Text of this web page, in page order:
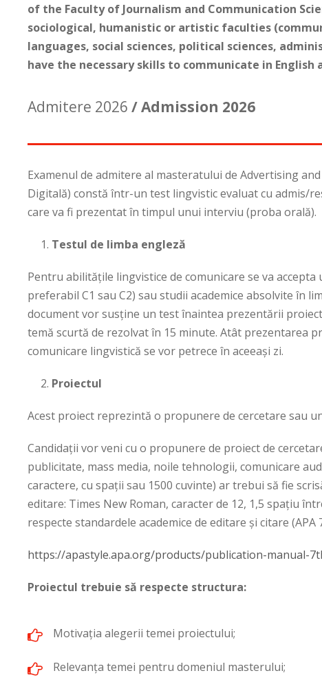
of the Faculty of Journalism and Communication
sociological, humanistic or artistic faculties
languages, social sciences, political sciences,
have the necessary skills to communicate in
Admitere 2026 / Admission 2026
Examenul de admitere al masteratului de Advertising
Digitală) constă într-un test lingvistic evaluat cu admis/
care va fi prezentat în timpul unui interviu (proba orală).
Testul de limba engleză
Pentru abilitățile lingvistice de comunicare se va accepta
preferabil C1 sau C2) sau studii academice absolvite în
document vor susține un test înaintea prezentării
temă scurtă de rezolvat în 15 minute. Atât prezentarea
comunicare lingvistică se vor petrece în aceeași zi.
Proiectul
Acest proiect reprezintă o propunere de cercetare sau
Candidații vor veni cu o propunere de proiect de
publicitate, mass media, noile tehnologii, comunicare
caractere, cu spații sau 1500 cuvinte) ar trebui să fie
editare: Times New Roman, caracter de 12, 1,5 spațiu
respecte standardele academice de editare și citare (APA
https://apastyle.apa.org/products/publication-manual-
Proiectul trebuie să respecte structura:
Motivația alegerii temei proiectului;
Relevanța temei pentru domeniul masterului;